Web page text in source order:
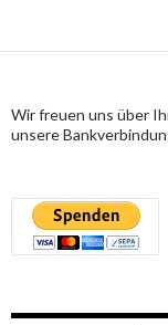
Wir freuen uns über
unsere